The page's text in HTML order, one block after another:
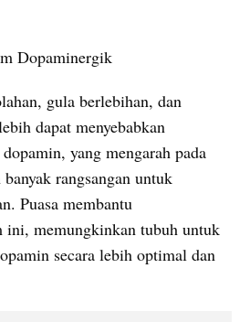
Dopaminergik
gula berlebihan, dan
dapat menyebabkan
yang mengarah pada
rangsangan untuk
Puasa membantu
ini, memungkinkan tubuh untuk
secara lebih optimal dan